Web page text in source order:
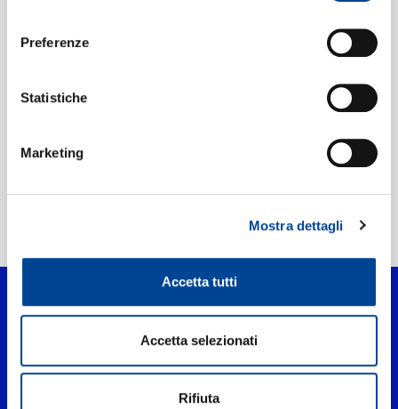
Preferenze
Statistiche
Marketing
Mostra dettagli
Accetta tutti
Accetta selezionati
Rifiuta
PERCHÉ NON TI CAPIVO